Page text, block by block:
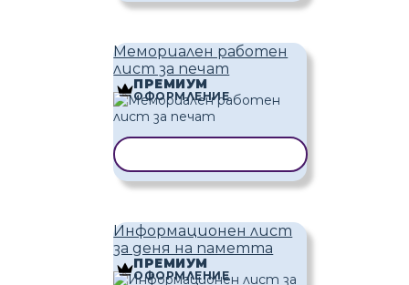
Мемориален работен
лист за печат
ПРЕМИУМ
ОФОРМЛЕНИЕ
Информационен лист
за деня на паметта
ПРЕМИУМ
ОФОРМЛЕНИЕ